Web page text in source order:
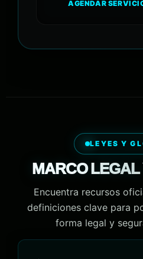
AGENDAR
LEYES Y
MARCO LEGAL
Encuentra recursos
definiciones clave para
forma legal y